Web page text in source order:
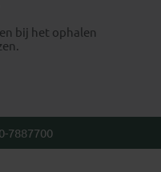
bij het ophalen
7887700